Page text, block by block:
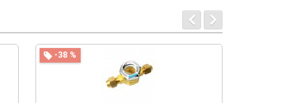
-38 %